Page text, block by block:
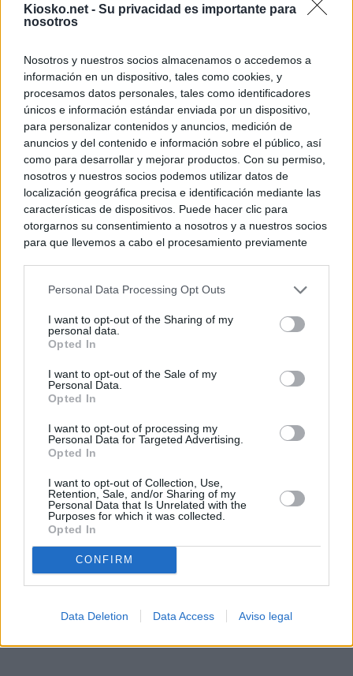
Kiosko.net - Su privacidad es importante para
nosotros
Nosotros y nuestros socios almacenamos o accedemos a
información en un dispositivo, tales como cookies, y
procesamos datos personales, tales como identificadores
únicos e información estándar enviada por un dispositivo,
para personalizar contenidos y anuncios, medición de
anuncios y del contenido e información sobre el público, así
como para desarrollar y mejorar productos. Con su permiso,
nosotros y nuestros socios podemos utilizar datos de
localización geográfica precisa e identificación mediante las
características de dispositivos. Puede hacer clic para
otorgarnos su consentimiento a nosotros y a nuestros socios
para que llevemos a cabo el procesamiento previamente
negar su consentimiento. Tenga en cuenta que algún
de su consentimiento, pero usted tiene el derecho de
rechazar tal procesamiento. Sus preferencias se aplicarán
cualquier momento entrando de nuevo en este sitio web o
visitando nuestra política de privacidad.
Personal Data Processing Opt Outs
I want to opt-out of the Sharing of my
personal data.
Opted In
I want to opt-out of the Sale of my
Personal Data.
Opted In
I want to opt-out of processing my
Personal Data for Targeted Advertising.
Opted In
I want to opt-out of Collection, Use,
Retention, Sale, and/or Sharing of my
Personal Data that Is Unrelated with the
Purposes for which it was collected.
Opted In
CONFIRM
Data Deletion Data Access Aviso legal